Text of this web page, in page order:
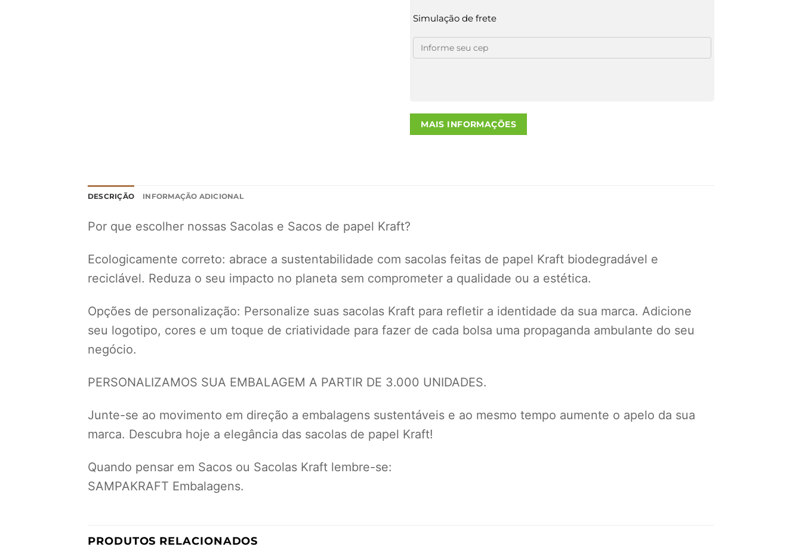
Simulação de frete
MAIS INFORMAÇÕES
DESCRIÇÃO INFORMAÇÃO ADICIONAL
Por que escolher nossas Sacolas e Sacos de papel Kraft?
Ecologicamente correto: abrace a sustentabilidade com sacolas feitas de papel Kraft biodegradável e
reciclável. Reduza o seu impacto no planeta sem comprometer a qualidade ou a estética.
Opções de personalização: Personalize suas sacolas Kraft para refletir a identidade da sua marca. Adicione
seu logotipo, cores e um toque de criatividade para fazer de cada bolsa uma propaganda ambulante do seu
negócio.
PERSONALIZAMOS SUA EMBALAGEM A PARTIR DE 3.000 UNIDADES.
Junte-se ao movimento em direção a embalagens sustentáveis e ao mesmo tempo aumente o apelo da sua
marca. Descubra hoje a elegância das sacolas de papel Kraft!
Quando pensar em Sacos ou Sacolas Kraft lembre-se:
SAMPAKRAFT Embalagens.
PRODUTOS RELACIONADOS